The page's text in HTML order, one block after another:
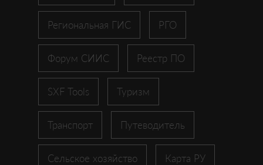
Региональная ГИС РГО
Форум СИИС Реестр ПО
SXF Tools Туризм
Транспорт Путеводитель
Сельское хозяйство Карта РУ